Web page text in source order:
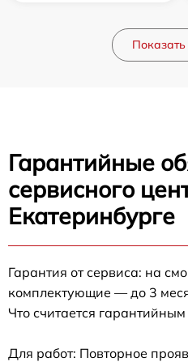
Гарантийные
сервисного
Екатеринбурге
Гарантия от сервиса: на
комплектующие — до 3
Что считается
Для работ: Повторное